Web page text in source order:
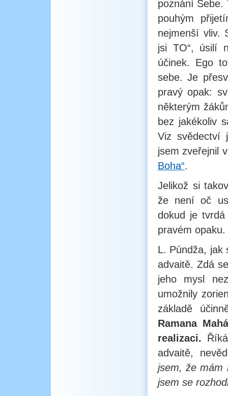
poznání Sebe.
pouhým
nejmenší vliv.
jsi TO“, úsilí
účinek. Ego
sebe. Je
pravý opak:
některým
bez jakékoliv
Viz svědectví
jsem zveřejnil
Boha“.
Jelikož si
že není oč
dokud je
pravém opaku.
L. Púndža, jak
advaitě. Zdá
jeho mysl
umožnily
základě
Ramana
realizaci.
advaitě,
jsem, že mám
jsem se